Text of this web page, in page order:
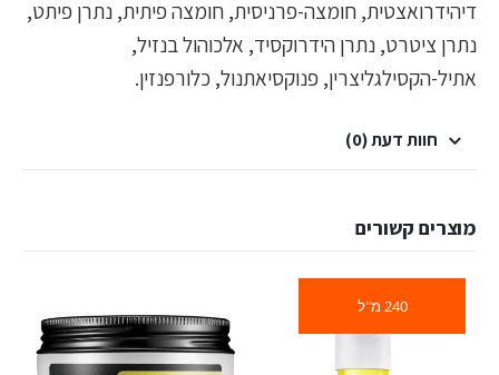
דיהידרואצטית, חומצה-פרניסית, חומצה פיתית, נתרן פיתט,
נתרן ציטרט, נתרן הידרוקסיד, אלכוהול בנזיל,
אתיל-הקסילגליצרין, פנוקסיאתנול, כלורפנזין.
חוות דעת (0)
מוצרים קשורים
240 מ"ל